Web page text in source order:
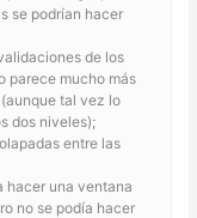
se podrían hacer
de los
parece mucho más
tal vez lo
dos niveles);
entre las
hacer una ventana
no se podía hacer